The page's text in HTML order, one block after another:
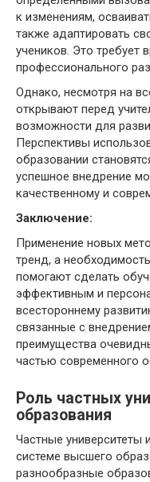
к изменениям,
также адаптировать
учеников. Это требует
профессионального
Однако, несмотря на
открывают перед
возможности для
Перспективы
образовании
успешное внедрение
качественному и
Заключение:
Применение новых
тренд, а
помогают сделать
эффективным и
всестороннему
связанные с
преимущества
частью современного
Роль частных
образования
Частные университеты
системе высшего
разнообразные